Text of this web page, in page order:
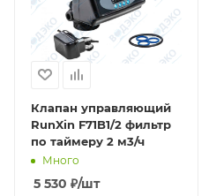
Клапан управляющий
RunXin F71B1/2 фильтр
по таймеру 2 м3/ч
Много
5 530 ₽/шт